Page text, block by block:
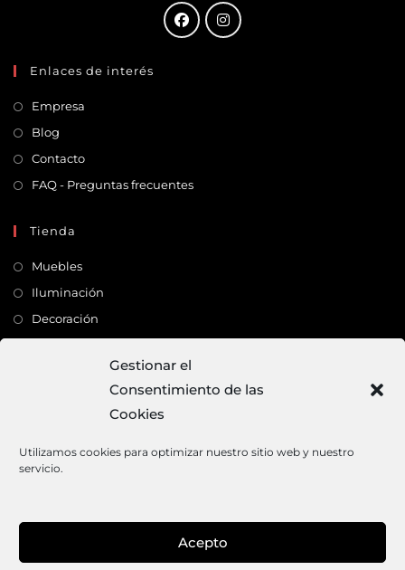
Gestionar el
Consentimiento de las
Cookies
Utilizamos cookies para optimizar nuestro sitio web y nuestro
servicio.
Acepto
Enlaces de interés
Empresa
Blog
Contacto
FAQ - Preguntas frecuentes
Tienda
Muebles
Iluminación
Decoración
Tlf: 682 363 503
Email: mundodeco@mundodeco.com